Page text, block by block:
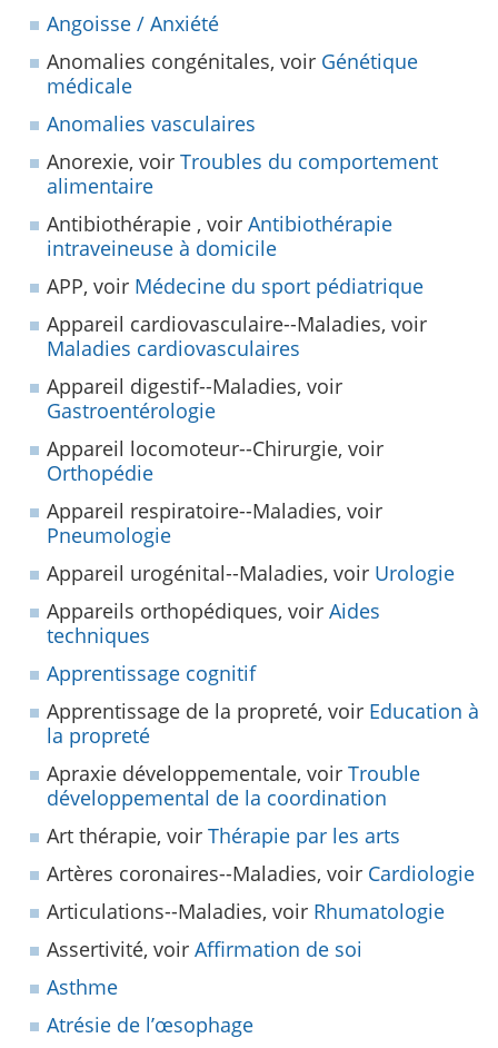
Angoisse / Anxiété
Anomalies congénitales, voir Génétique
médicale
Anomalies vasculaires
Anorexie, voir Troubles du comportement
alimentaire
Antibiothérapie , voir Antibiothérapie
intraveineuse à domicile
APP, voir Médecine du sport pédiatrique
Appareil cardiovasculaire--Maladies, voir
Maladies cardiovasculaires
Appareil digestif--Maladies, voir
Gastroentérologie
Appareil locomoteur--Chirurgie, voir
Orthopédie
Appareil respiratoire--Maladies, voir
Pneumologie
Appareil urogénital--Maladies, voir Urologie
Appareils orthopédiques, voir Aides
techniques
Apprentissage cognitif
Apprentissage de la propreté, voir Education à
la propreté
Apraxie développementale, voir Trouble
développemental de la coordination
Art thérapie, voir Thérapie par les arts
Artères coronaires--Maladies, voir Cardiologie
Articulations--Maladies, voir Rhumatologie
Assertivité, voir Affirmation de soi
Asthme
Atrésie de l’œsophage